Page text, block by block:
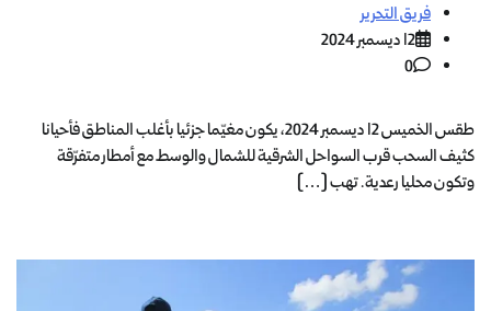
فريق التحرير
12 ديسمبر 2024
0
طقس الخميس 12 ديسمبر 2024، يكون مغيّما جزئيا بأغلب المناطق فأحيانا
كثيف السحب قرب السواحل الشرقية للشمال والوسط مع أمطار متفرّقة
وتكون محليا رعدية. تهب […]